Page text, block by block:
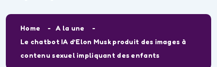
Home
A la une
Le chatbot IA d’Elon Musk produit des images à
contenu sexuel impliquant des enfants